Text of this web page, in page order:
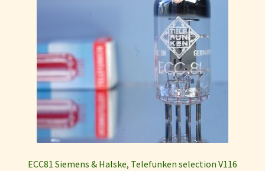
Brimar
General Electric Company GEC & M-OV
Tungsram Tube Dates Codes
Philips (etceteras) date codes
ECC81 Siemens & Halske, Telefunken selection V116